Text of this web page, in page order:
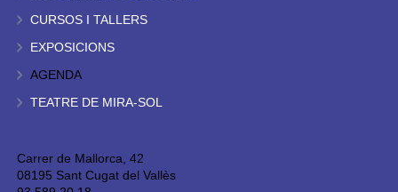
CURSOS I TALLERS
EXPOSICIONS
AGENDA
TEATRE DE MIRA-SOL
Carrer de Mallorca, 42
08195 Sant Cugat del Vallès